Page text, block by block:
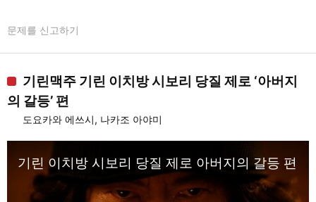
문제를 신고하기
기린맥주 기린 이치방 시보리 당질 제로 ‘아버지
의 갈등’ 편
도요카와 에쓰시, 나카조 아야미
기린 이치방 시보리 당질 제로 아버지의 갈등 편